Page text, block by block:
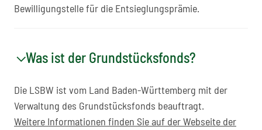
Bewilligungstelle für die Entsieglungsprämie.
Was ist der Grundstücksfonds?
Die LSBW ist vom Land Baden-Württemberg mit der
Verwaltung des Grundstücksfonds beauftragt.
Weitere Informationen finden Sie auf der Webseite der